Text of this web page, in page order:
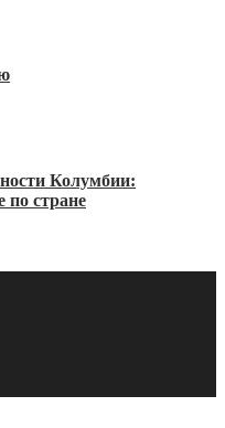
Колумбии:
по стране